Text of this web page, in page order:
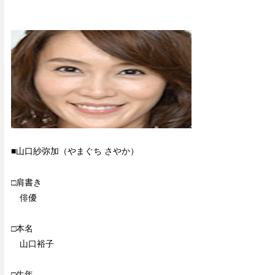
■山口紗弥加（やまぐち さやか）
□肩書き
俳優
□本名
山口裕子